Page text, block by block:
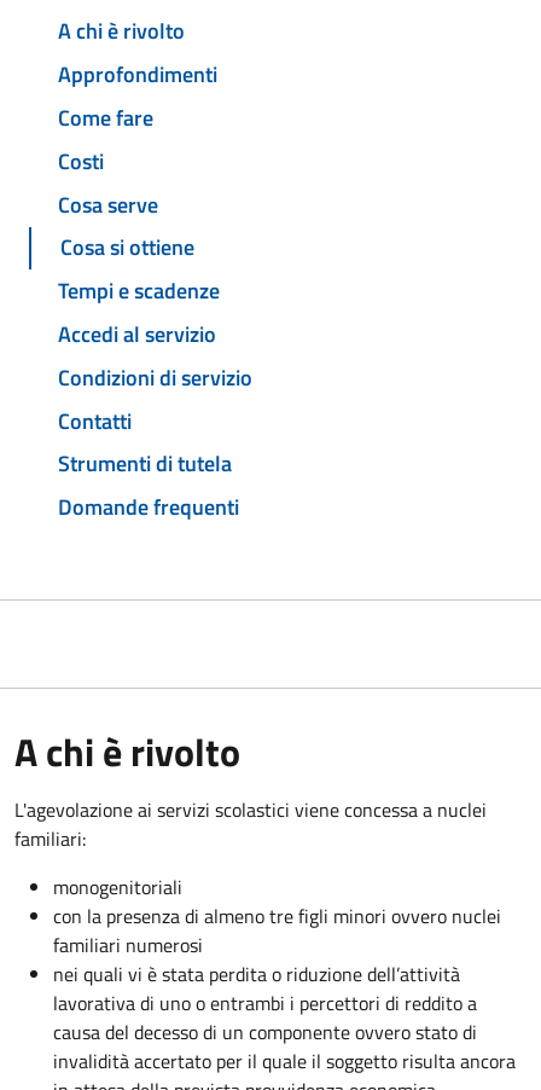
A chi è rivolto
Approfondimenti
Come fare
Costi
Cosa serve
Cosa si ottiene
Tempi e scadenze
Accedi al servizio
Condizioni di servizio
Contatti
Strumenti di tutela
Domande frequenti
A chi è rivolto
L'agevolazione ai servizi scolastici viene concessa a nuclei
familiari:
monogenitoriali
con la presenza di almeno tre figli minori ovvero nuclei
familiari numerosi
nei quali vi è stata perdita o riduzione dell’attività
lavorativa di uno o entrambi i percettori di reddito a
causa del decesso di un componente ovvero stato di
invalidità accertato per il quale il soggetto risulta ancora